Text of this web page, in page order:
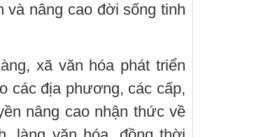
và nâng cao đời sống tinh
xã văn hóa phát triển
các địa phương, các cấp,
nâng cao nhận thức về